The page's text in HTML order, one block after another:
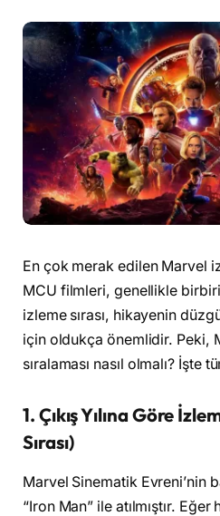
En çok merak edilen Marvel
MCU filmleri, genellikle
izleme sırası, hikayenin
için oldukça önemlidir. Peki,
sıralaması nasıl olmalı? İşte
1. Çıkış Yılına Göre
Sırası)
Marvel Sinematik Evreni’nin
“Iron Man” ile atılmıştır.